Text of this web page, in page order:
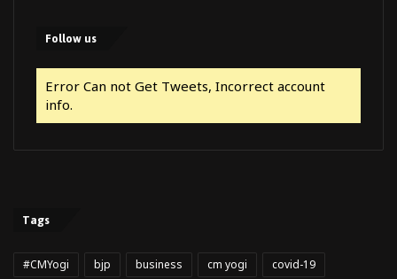
Follow us
Error Can not Get Tweets, Incorrect account
info.
Tags
#CMYogi bjp business cm yogi covid-19